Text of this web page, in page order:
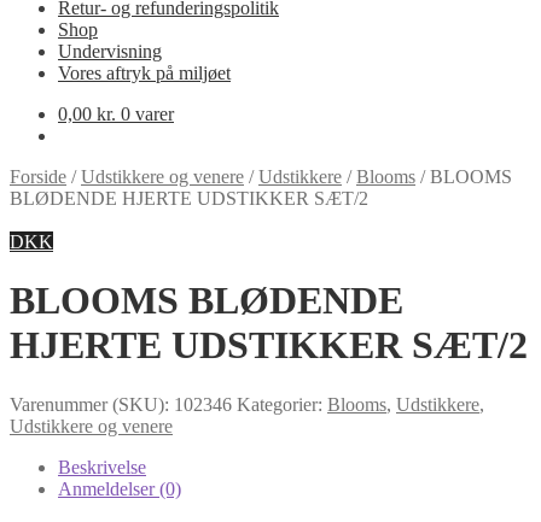
Retur- og refunderingspolitik
Shop
Undervisning
Vores aftryk på miljøet
0,00 kr. 0 varer
Forside /Udstikkere og venere /Udstikkere /Blooms /BLOOMS
BLØDENDE HJERTE UDSTIKKER SÆT/2
DKK
BLOOMS BLØDENDE
HJERTE UDSTIKKER SÆT/2
Varenummer (SKU): 102346 Kategorier: Blooms, Udstikkere,
Udstikkere og venere
Beskrivelse
Anmeldelser (0)